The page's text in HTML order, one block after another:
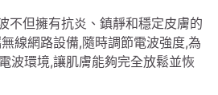
不但擁有抗炎、鎮靜和穩定皮膚的
線網路設備,隨時調節電波強度,為
波環境,讓肌膚能夠完全放鬆並恢